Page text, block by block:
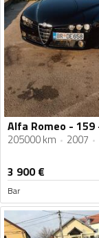
205000 km 2007
3 900€
Bar